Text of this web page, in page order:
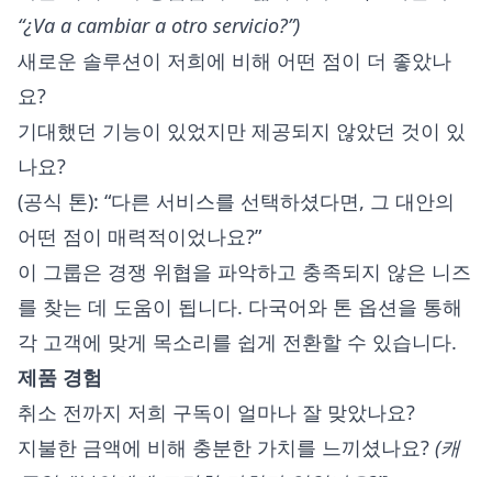
“¿Va a cambiar a otro servicio?”)
새로운 솔루션이 저희에 비해 어떤 점이 더 좋았나
요?
기대했던 기능이 있었지만 제공되지 않았던 것이 있
나요?
(공식 톤): “다른 서비스를 선택하셨다면, 그 대안의
어떤 점이 매력적이었나요?”
이 그룹은 경쟁 위협을 파악하고 충족되지 않은 니즈
를 찾는 데 도움이 됩니다. 다국어와 톤 옵션을 통해
각 고객에 맞게 목소리를 쉽게 전환할 수 있습니다.
제품 경험
취소 전까지 저희 구독이 얼마나 잘 맞았나요?
지불한 금액에 비해 충분한 가치를 느끼셨나요? (캐